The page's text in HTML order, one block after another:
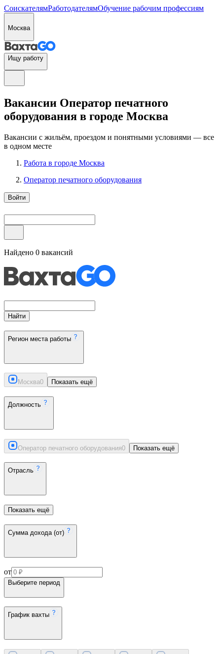
СоискателямРаботодателямОбучение рабочим профессиям
Москва
Ищу работу
Вакансии Оператор печатного
оборудования в городе Москва
Вакансии с жильём, проездом и понятными условиями — все
в одном месте
Работа в городе Москва
Оператор печатного оборудования
Войти
Найдено 0 вакансий
Найти
Регион места работы
Москва0 Показать ещё
Должность
Оператор печатного оборудования0 Показать ещё
Отрасль
Показать ещё
Сумма дохода (от)
от
Выберите период
График вахты